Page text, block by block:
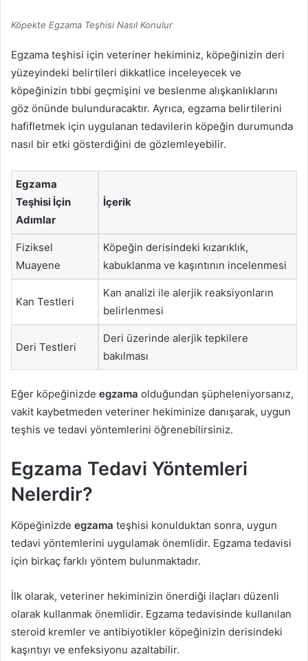
Köpekte Egzama Teşhisi Nasıl Konulur
Egzama teşhisi için veteriner hekiminiz, köpeğinizin deri
yüzeyindeki belirtileri dikkatlice inceleyecek ve
köpeğinizin tıbbi geçmişini ve beslenme alışkanlıklarını
göz önünde bulunduracaktır. Ayrıca, egzama belirtilerini
hafifletmek için uygulanan tedavilerin köpeğin durumunda
nasıl bir etki gösterdiğini de gözlemleyebilir.
Egzama
Teşhisi İçin
Adımlar
İçerik
Fiziksel
Muayene
Köpeğin derisindeki kızarıklık,
kabuklanma ve kaşıntının incelenmesi
Kan Testleri
Kan analizi ile alerjik reaksiyonların
belirlenmesi
Deri Testleri
Deri üzerinde alerjik tepkilere
bakılması
Eğer köpeğinizde egzama olduğundan şüpheleniyorsanız,
vakit kaybetmeden veteriner hekiminize danışarak, uygun
teşhis ve tedavi yöntemlerini öğrenebilirsiniz.
Egzama Tedavi Yöntemleri
Nelerdir?
Köpeğinizde egzama teşhisi konulduktan sonra, uygun
tedavi yöntemlerini uygulamak önemlidir. Egzama tedavisi
için birkaç farklı yöntem bulunmaktadır.
İlk olarak, veteriner hekiminizin önerdiği ilaçları düzenli
olarak kullanmak önemlidir. Egzama tedavisinde kullanılan
steroid kremler ve antibiyotikler köpeğinizin derisindeki
kaşıntıyı ve enfeksiyonu azaltabilir.